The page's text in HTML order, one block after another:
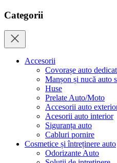
Categorii
Accesorii
Covorașe auto
Manșon și nucă auto
Huse
Prelate Auto/Moto
Accesorii auto
Acesorii auto interior
Siguranța auto
Cabluri pornire
Cosmetice și întreținere auto
Odorizante Auto